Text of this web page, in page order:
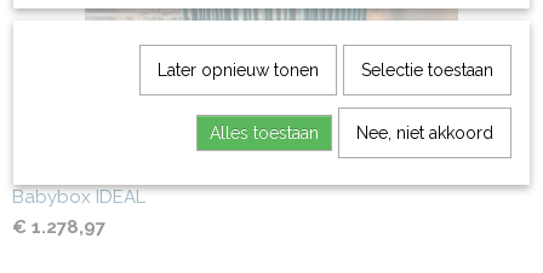
Babybox IDEAL
€ 1.278,97
Later opnieuw tonen Selectie toestaan
Alles toestaan Nee, niet akkoord